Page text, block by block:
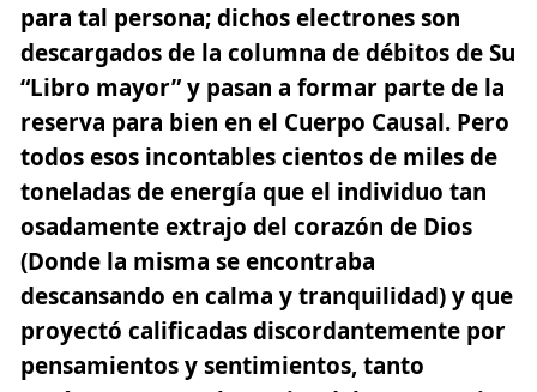
para tal persona; dichos electrones son
descargados de la columna de débitos de Su
“Libro mayor”y pasan a formar parte de la
reserva para bien en el Cuerpo Causal. Pero
todos esos incontables cientos de miles de
toneladas de energía que el individuo tan
osadamente extrajo del corazón de Dios
(Donde la misma se encontraba
descansando en calma y tranquilidad) y que
proyectó calificadas discordantemente por
pensamientos y sentimientos, tanto